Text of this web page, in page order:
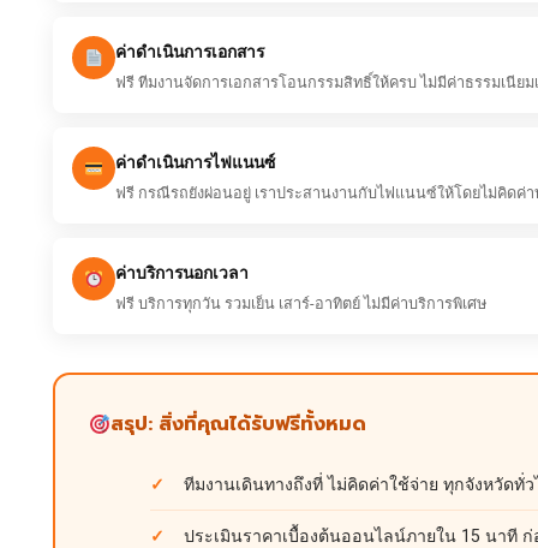
ค่าดำเนินการเอกสาร
ฟรี ทีมงานจัดการเอกสารโอนกรรมสิทธิ์ให้ครบ ไม่มีค่าธรรมเนียม
ค่าดำเนินการไฟแนนซ์
ฟรี กรณีรถยังผ่อนอยู่ เราประสานงานกับไฟแนนซ์ให้โดยไม่คิดค่า
ค่าบริการนอกเวลา
ฟรี บริการทุกวัน รวมเย็น เสาร์-อาทิตย์ ไม่มีค่าบริการพิเศษ
สรุป: สิ่งที่คุณได้รับฟรีทั้งหมด
ทีมงานเดินทางถึงที่ ไม่คิดค่าใช้จ่าย ทุกจังหวัดทั่ว
ประเมินราคาเบื้องต้นออนไลน์ภายใน 15 นาที